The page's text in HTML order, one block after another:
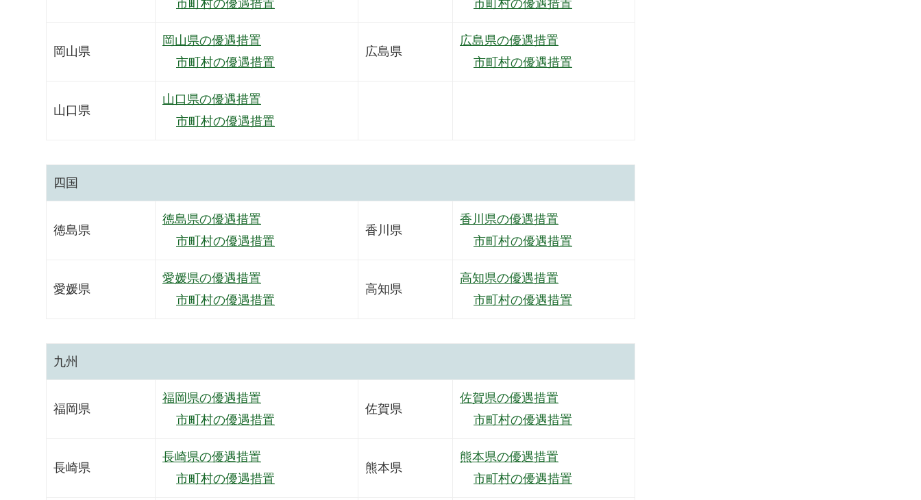
市町村の優遇措置
市町村の優遇措置
岡山県
岡山県の優遇措置
市町村の優遇措置
広島県
広島県の優遇措置
市町村の優遇措置
山口県
山口県の優遇措置
市町村の優遇措置
四国
徳島県
徳島県の優遇措置
市町村の優遇措置
香川県
香川県の優遇措置
市町村の優遇措置
愛媛県
愛媛県の優遇措置
市町村の優遇措置
高知県
高知県の優遇措置
市町村の優遇措置
九州
福岡県
福岡県の優遇措置
市町村の優遇措置
佐賀県
佐賀県の優遇措置
市町村の優遇措置
長崎県
長崎県の優遇措置
市町村の優遇措置
熊本県
熊本県の優遇措置
市町村の優遇措置